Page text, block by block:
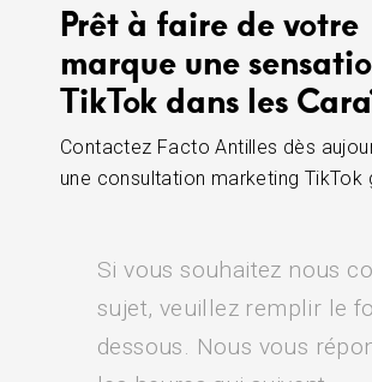
Prêt à faire de votre
marque une
TikTok dans les
Contactez Facto Antilles dès
une consultation marketing TikTok
Si vous souhaitez nous
sujet, veuillez remplir le
dessous. Nous vous